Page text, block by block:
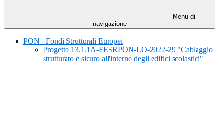
Menu di
navigazione
PON - Fondi Strutturali Europei
Progetto 13.1.1A-FESRPON-LO-2022-29 "Cablaggio
strutturato e sicuro all'interno degli edifici scolastici"